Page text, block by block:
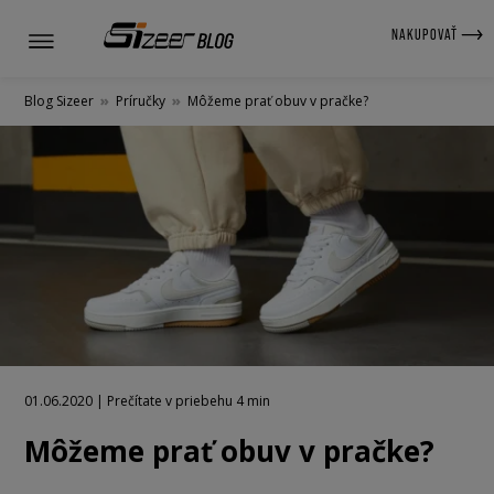
NAKUPOVAŤ
Blog Sizeer » Príručky » Môžeme prať obuv v pračke?
01.06.2020 | Prečítate v priebehu 4 min
Môžeme prať obuv v pračke?